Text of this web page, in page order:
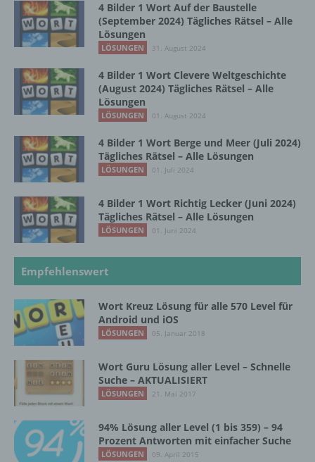
4 Bilder 1 Wort Auf der Baustelle
(September 2024) Tägliches Rätsel – Alle
Lösungen
LÖSUNGEN 31. August 2024
4 Bilder 1 Wort Clevere Weltgeschichte
(August 2024) Tägliches Rätsel – Alle
Lösungen
LÖSUNGEN 01. August 2024
4 Bilder 1 Wort Berge und Meer (Juli 2024)
Tägliches Rätsel – Alle Lösungen
LÖSUNGEN 01. Juli 2024
4 Bilder 1 Wort Richtig Lecker (Juni 2024)
Tägliches Rätsel – Alle Lösungen
LÖSUNGEN 01. Juni 2024
Empfehlenswert
Wort Kreuz Lösung für alle 570 Level für
Android und iOS
LÖSUNGEN 05. Januar 2018
Wort Guru Lösung aller Level – Schnelle
Suche – AKTUALISIERT
LÖSUNGEN 21. Mai 2017
94% Lösung aller Level (1 bis 359) – 94
Prozent Antworten mit einfacher Suche
LÖSUNGEN 09. April 2015
Informationen nicht mehr einer spezifischen
betroffenen Person zugeordnet werden
können, sofern diese zusätzlichen
Informationen gesondert aufbewahrt werden
und technischen und organisatorischen
Maßnahmen unterliegen, die gewährleisten,
dass die personenbezogenen Daten nicht
einer identifizierten oder identifizierbaren
natürlichen Person zugewiesen werden.
g) Verantwortlicher oder für die Verarbeitung
Verantwortlicher
Verantwortlicher oder für die Verarbeitung
Verantwortlicher ist die natürliche oder
juristische Person, Behörde, Einrichtung
oder andere Stelle, die allein oder
gemeinsam mit anderen über die Zwecke
und Mittel der Verarbeitung von
personenbezogenen Daten entscheidet.
Sind die Zwecke und Mittel dieser
Verarbeitung durch das Unionsrecht oder
das Recht der Mitgliedstaaten vorgegeben,
beziehungsweise können die bestimmten
Kriterien seiner Benennung nach dem
Unionsrecht oder dem Recht der